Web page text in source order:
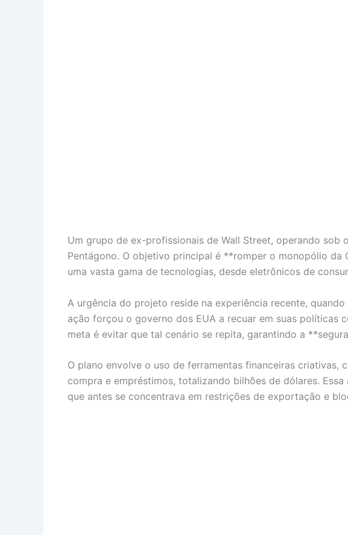
Um grupo de ex-profissionais de Wall Street, operando sob
Pentágono. O objetivo principal é **romper o monopólio da
uma vasta gama de tecnologias, desde eletrônicos de
A urgência do projeto reside na experiência recente,
ação forçou o governo dos EUA a recuar em suas políticas
meta é evitar que tal cenário se repita, garantindo a
O plano envolve o uso de ferramentas financeiras
compra e empréstimos, totalizando bilhões de dólares.
que antes se concentrava em restrições de exportação e